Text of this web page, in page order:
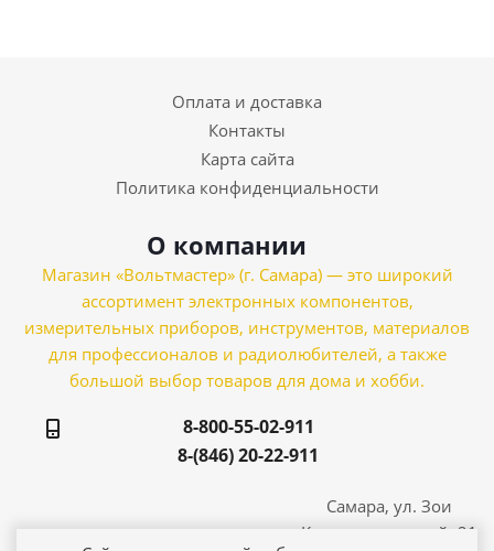
Оплата и доставка
Контакты
Карта сайта
Политика конфиденциальности
О компании
Магазин «Вольтмастер» (г. Самара) — это широкий
ассортимент электронных компонентов,
измерительных приборов, инструментов, материалов
для профессионалов и радиолюбителей, а также
большой выбор товаров для дома и хобби.
8-800-55-02-911
8-(846) 20-22-911
Самара, ул. Зои
Космодемьянской, 21